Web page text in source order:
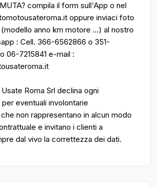
compila il form sull'App o nel
oppure inviaci foto
anno km motore ...) al nostro
: Cell. 366-6562866 o 351-
06-7215841 e-mail :
Roma Srl declina ogni
eventuali involontarie
non rappresentano in alcun modo
e invitano i clienti a
dal vivo la correttezza dei dati.